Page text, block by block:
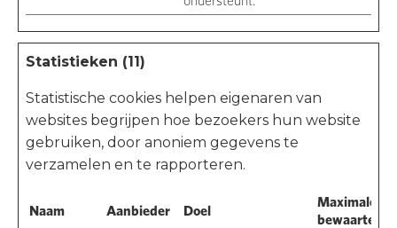
Statistieken (11)
Statistische cookies helpen eigenaren van
websites begrijpen hoe bezoekers hun website
gebruiken, door anoniem gegevens te
verzamelen en te rapporteren.
Naam Aanbieder Doel
Maximale